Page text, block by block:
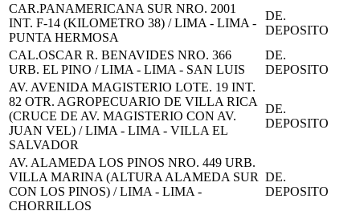
CAR.PANAMERICANA SUR NRO. 2001
INT. F-14 (KILOMETRO 38) / LIMA - LIMA -
PUNTA HERMOSA
DE.
DEPOSITO
CAL.OSCAR R. BENAVIDES NRO. 366
URB. EL PINO / LIMA - LIMA - SAN LUIS
DE.
DEPOSITO
AV. AVENIDA MAGISTERIO LOTE. 19 INT.
82 OTR. AGROPECUARIO DE VILLA RICA
(CRUCE DE AV. MAGISTERIO CON AV.
JUAN VEL) / LIMA - LIMA - VILLA EL
SALVADOR
DE.
DEPOSITO
AV. ALAMEDA LOS PINOS NRO. 449 URB.
VILLA MARINA (ALTURA ALAMEDA SUR
CON LOS PINOS) / LIMA - LIMA -
CHORRILLOS
DE.
DEPOSITO